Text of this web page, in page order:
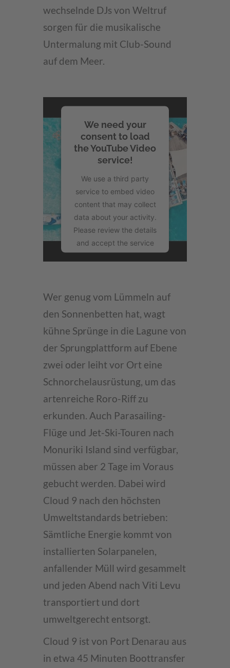
wechselnde DJs von Weltruf
sorgen für die musikalische
Untermalung mit Club-Sound
auf dem Meer.
We need your
consent to load
the YouTube Video
service!
We use a third party
service to embed video
content that may collect
data about your activity.
Please review the details
and accept the service
to watch this video.
powered by
Usercentrics Consent
Management Platform
Wer genug vom Lümmeln auf
den Sonnenbetten hat, wagt
kühne Sprünge in die Lagune von
der Sprungplattform auf Ebene
zwei oder leiht vor Ort eine
Schnorchelausrüstung, um das
artenreiche Roro-Riff zu
erkunden. Auch Parasailing-
Flüge und Jet-Ski-Touren nach
Monuriki Island sind verfügbar,
müssen aber 2 Tage im Voraus
gebucht werden. Dabei wird
Cloud 9 nach den höchsten
Umweltstandards betrieben:
Sämtliche Energie kommt von
installierten Solarpanelen,
anfallender Müll wird gesammelt
und jeden Abend nach Viti Levu
transportiert und dort
umweltgerecht entsorgt.
Cloud 9 ist von Port Denarau aus
in etwa 45 Minuten Boottransfer